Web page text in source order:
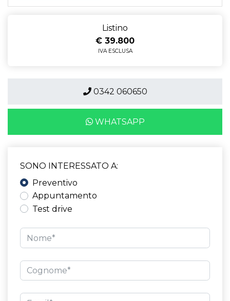
Listino
€ 39.800
IVA ESCLUSA
0342 060650
WHATSAPP
SONO INTERESSATO A:
Preventivo
Appuntamento
Test drive